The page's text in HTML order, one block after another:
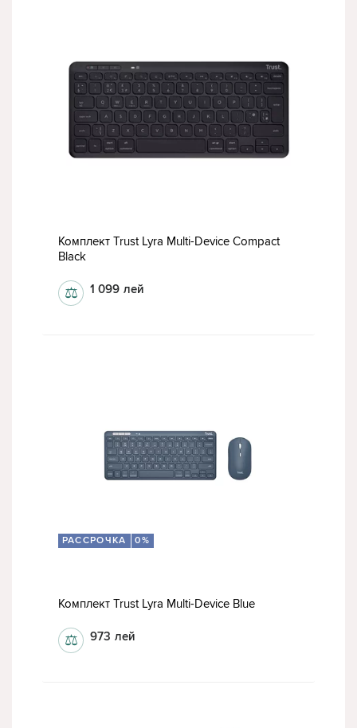
Комплект Trust Lyra Multi-Device Compact
Black
1 099 лей
⚖
РАССРОЧКА 0%
Комплект Trust Lyra Multi-Device Blue
973 лей
⚖